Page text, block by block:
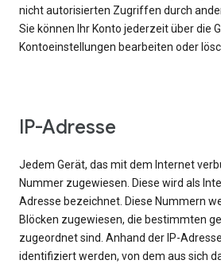
nicht autorisierten Zugriffen durch
Sie können Ihr Konto jederzeit über die
Kontoeinstellungen bearbeiten oder
IP-Adresse
Jedem Gerät, das mit dem Internet
Nummer zugewiesen. Diese wird als
Adresse bezeichnet. Diese Nummern
Blöcken zugewiesen, die bestimmten
zugeordnet sind. Anhand der IP-
identifiziert werden, von dem aus sich